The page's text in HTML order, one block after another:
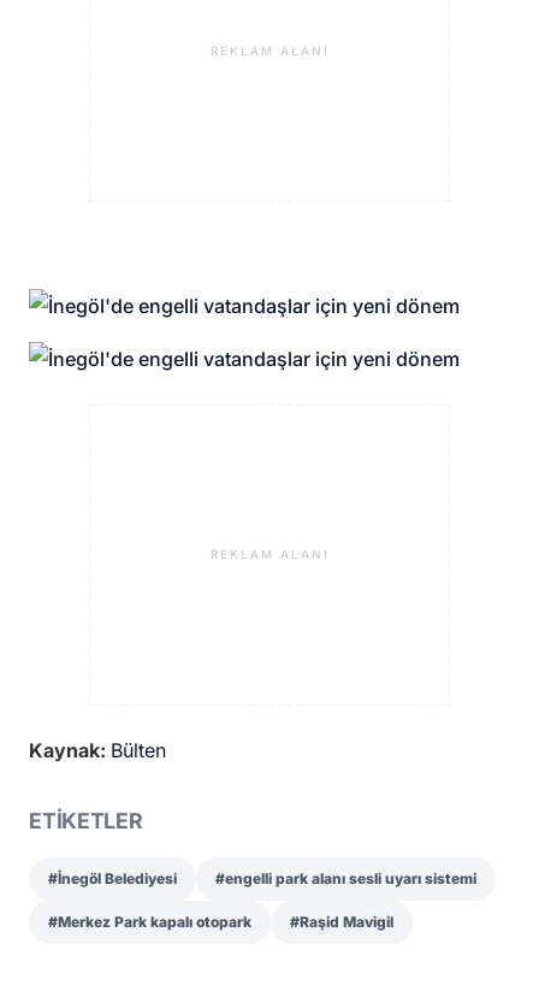
REKLAM ALANI
REKLAM ALANI
Kaynak: Bülten
ETİKETLER
#İnegöl Belediyesi #engelli park alanı sesli uyarı sistemi
#Merkez Park kapalı otopark #Raşid Mavigil